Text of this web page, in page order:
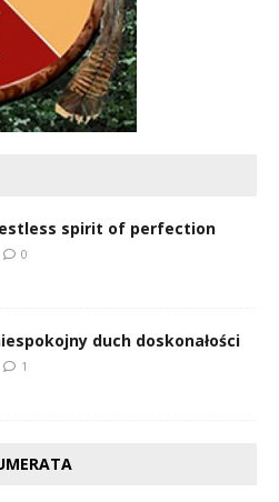
spirit of perfection
0
duch doskonałości
1